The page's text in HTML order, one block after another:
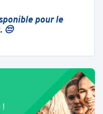
pour le
😔
!